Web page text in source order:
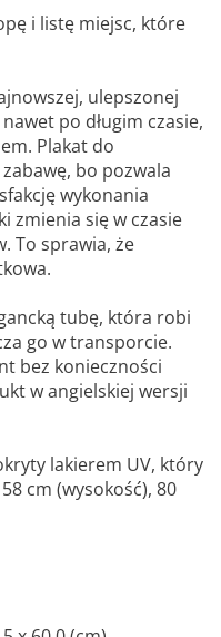
i listę miejsc, które
ulepszonej
po długim czasie,
Plakat do
bo pozwala
wykonania
zmienia się w czasie
To sprawia, że
tubę, która robi
go w transporcie.
bez konieczności
w angielskiej wersji
lakierem UV, który
cm (wysokość), 80